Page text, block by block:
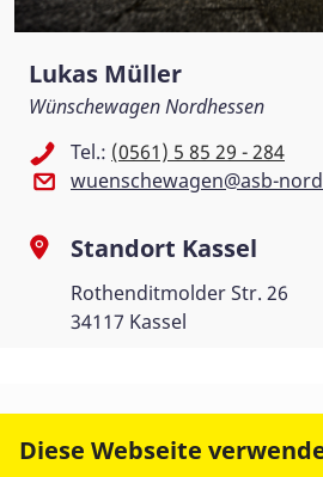
Lukas Müller
Wünschewagen Nordhessen
Tel.: (0561) 5 85 29 - 284
wuenschewagen@asb-
Standort Kassel
Rothenditmolder Str. 26
34117 Kassel
Diese Webseite